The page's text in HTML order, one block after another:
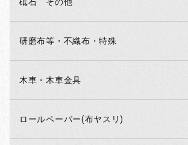
砥石 その他
研磨布等・不織布・特殊
木車・木車金具
ロールペーパー(布ヤスリ)